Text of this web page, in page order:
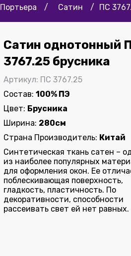
Портьера / Сатин / ПС
Сатин однотонный
3767.25 брусника
Артикул: ПС 3767.25
Состав:100% ПЭ
Цвет: Брусника
Ширина: 280см
Страна Производитель: Китай
Синтетическая ткань сатен –
из наиболее популярных
для оформления окон. Ее
поблескивающая поверхность,
гладкость, пластичность. По
декоративности, способности
рассеивать свет ей нет равных.